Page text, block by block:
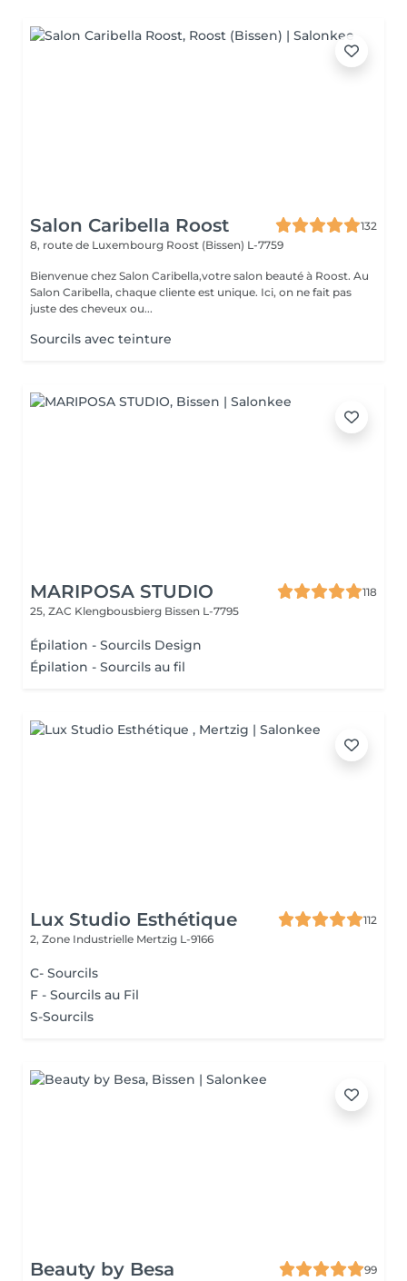
Salon Caribella Roost
132
8, route de Luxembourg Roost (Bissen) L-7759
Bienvenue chez Salon Caribella,votre salon beauté à Roost. Au
Salon Caribella, chaque cliente est unique. Ici, on ne fait pas
juste des cheveux ou...
Sourcils avec teinture
MARIPOSA STUDIO
118
25, ZAC Klengbousbierg Bissen L-7795
Épilation - Sourcils Design
Épilation - Sourcils au fil
Lux Studio Esthétique
112
2, Zone Industrielle Mertzig L-9166
C- Sourcils
F - Sourcils au Fil
S-Sourcils
Beauty by Besa
99